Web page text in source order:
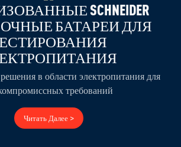
SCHNEIDER
БАТАРЕИ ДЛЯ
в области электропитания для
требований
Читать Далее >